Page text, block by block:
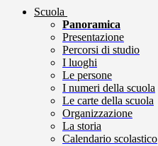
Scuola
Panoramica
Presentazione
Percorsi di studio
I luoghi
Le persone
I numeri della scuola
Le carte della scuola
Organizzazione
La storia
Calendario scolastico